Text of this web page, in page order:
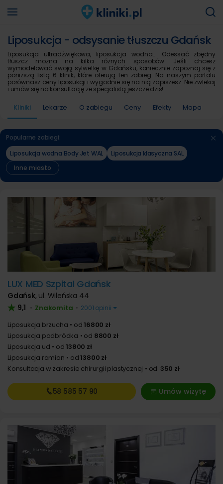
Liposukcja - odsysanie tłuszczu Gdańsk
Liposukcja ultradźwiękowa, liposukcja wodna... Odessać zbędny
tłuszcz można na kilka różnych sposobów. Jeśli chcesz
wymodelować swoją sylwetkę w Gdańsku, koniecznie zapoznaj się z
poniższą listą 6 klinik, które oferują ten zabieg. Na naszym portalu
porównasz ceny liposukcji i wygodnie się na nią zapiszesz. Nie zwlekaj
i umów się na konsultację ze specjalistą jeszcze dziś!
Kliniki Lekarze O zabiegu Ceny Efekty Mapa
Popularne zabiegi:
Liposukcja wodna Body Jet WAL
Liposukcja klasyczna SAL
Inne miasto
LUX MED Szpital Gdańsk
Gdańsk, ul. Wileńska 44
9,1 • Znakomita • 2001 opinii
Liposukcja brzucha od16800 zł
Liposukcja podbródka
od 8800 zł
Liposukcja ud
od13800 zł
Liposukcja ramion
od13800 zł
Konsultacja w zakresie chirurgii plastycznej
od 350 zł
Umów wizytę
58 585 57 90